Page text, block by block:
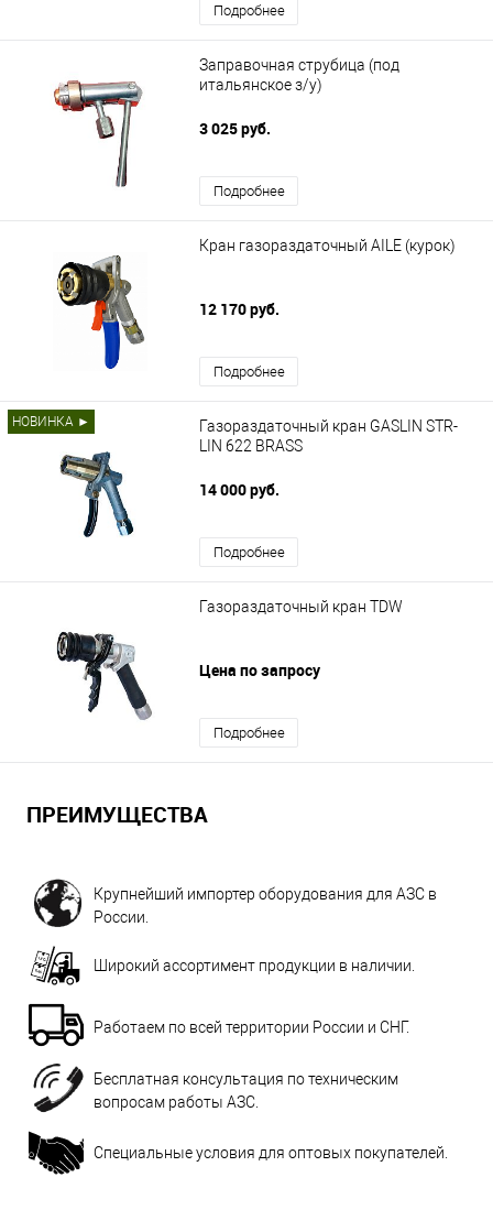
Подробнее
Заправочная струбица (под
итальянское з/у)
3 025 руб.
Подробнее
Кран газораздаточный AILE (курок)
12 170 руб.
Подробнее
НОВИНКА ►
Газораздаточный кран GASLIN STR-
LIN 622 BRASS
14 000 руб.
Подробнее
Газораздаточный кран TDW
Цена по запросу
Подробнее
ПРЕИМУЩЕСТВА
Крупнейший импортер оборудования для АЗС в
России.
Широкий ассортимент продукции в наличии.
Работаем по всей территории России и СНГ.
Бесплатная консультация по техническим
вопросам работы АЗС.
Специальные условия для оптовых покупателей.